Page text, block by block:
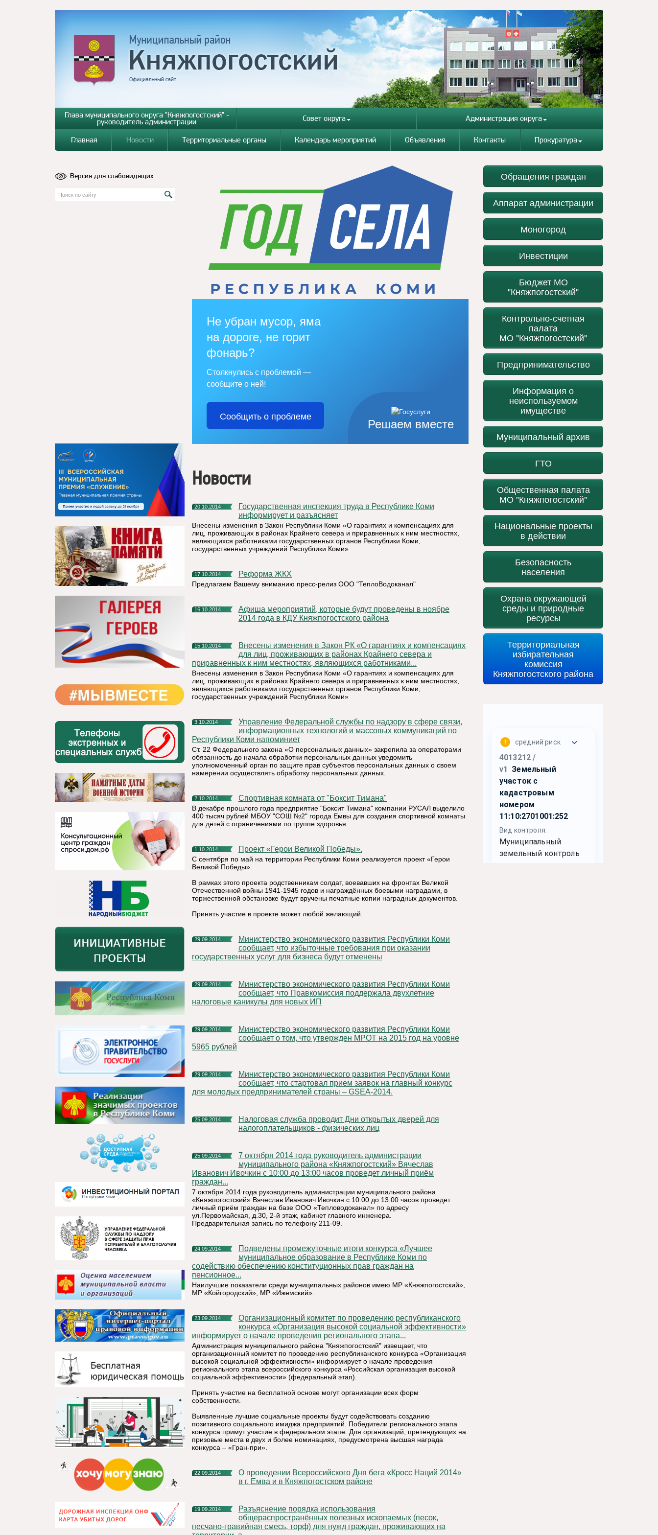
Глава муниципального округа "Княжпогостский" -
руководитель администрации Совет округа Администрация округа
Главная Новости Территориальные органы Календарь мероприятий Объявления Контакты Прокуратура
Версия для слабовидящих
Решаем вместе
Не убран мусор, яма
на дороге, не горит
фонарь?
Столкнулись с проблемой —
сообщите о ней!
Сообщить о проблеме
Новости
20.10.2014
Государственная инспекция труда в Республике Коми
информирует и разъясняет
Внесены изменения в Закон Республики Коми «О гарантиях и компенсациях для
лиц, проживающих в районах Крайнего севера и приравненных к ним местностях,
являющихся работниками государственных органов Республики Коми,
государственных учреждений Республики Коми»
17.10.2014 Реформа ЖКХ
Предлагаем Вашему вниманию пресс-релиз ООО "ТеплоВодоканал"
16.10.2014
Афиша мероприятий, которые будут проведены в ноябре
2014 года в КДУ Княжпогостского района
15.10.2014
Внесены изменения в Закон РК «О гарантиях и компенсациях
для лиц, проживающих в районах Крайнего севера и
приравненных к ним местностях, являющихся работниками...
Внесены изменения в Закон Республики Коми «О гарантиях и компенсациях для
лиц, проживающих в районах Крайнего севера и приравненных к ним местностях,
являющихся работниками государственных органов Республики Коми,
государственных учреждений Республики Коми»
3.10.2014
Управление Федеральной службы по надзору в сфере связи,
информационных технологий и массовых коммуникаций по
Республики Коми напоминиет
Ст. 22 Федерального закона «О персональных данных» закрепила за операторами
обязанность до начала обработки персональных данных уведомить
уполномоченный орган по защите прав субъектов персональных данных о своем
намерении осуществлять обработку персональных данных.
2.10.2014 Спортивная комната от "Боксит Тимана"
В декабре прошлого года предприятие "Боксит Тимана" компании РУСАЛ выделило
400 тысяч рублей МБОУ "СОШ №2" города Емвы для создания спортивной комнаты
для детей с ограничениями по группе здоровья.
1.10.2014 Проект «Герои Великой Победы».
С сентября по май на территории Республики Коми реализуется проект «Герои
Великой Победы».
В рамках этого проекта родственникам солдат, воевавших на фронтах Великой
Отечественной войны 1941-1945 годов и награждённых боевыми наградами, в
торжественной обстановке будут вручены печатные копии наградных документов.
Принять участие в проекте может любой желающий.
29.09.2014
Министерство экономического развития Республики Коми
сообщает, что избыточные требования при оказании
государственных услуг для бизнеса будут отменены
29.09.2014
Министерство экономического развития Республики Коми
сообщает, что Правкомиссия поддержала двухлетние
налоговые каникулы для новых ИП
29.09.2014
Министерство экономического развития Республики Коми
сообщает о том, что утвержден МРОТ на 2015 год на уровне
5965 рублей
29.09.2014
Министерство экономического развития Республики Коми
сообщает, что стартовал прием заявок на главный конкурс
для молодых предпринимателей страны – GSEA-2014.
25.09.2014
Налоговая служба проводит Дни открытых дверей для
налогоплательщиков - физических лиц
25.09.2014
7 октября 2014 года руководитель администрации
муниципального района «Княжпогостский» Вячеслав
Иванович Ивочкин с 10:00 до 13:00 часов проведет личный приём
граждан...
7 октября 2014 года руководитель администрации муниципального района
«Княжпогостский» Вячеслав Иванович Ивочкин с 10:00 до 13:00 часов проведет
личный приём граждан на базе ООО «Тепловодоканал» по адресу
ул.Первомайская, д.30, 2-й этаж, кабинет главного инженера.
Предварительная запись по телефону 211-09.
24.09.2014
Подведены промежуточные итоги конкурса «Лучшее
муниципальное образование в Республике Коми по
содействию обеспечению конституционных прав граждан на
пенсионное...
Наилучшие показатели среди муниципальных районов имею МР «Княжпогостский»,
МР «Койгородский», МР «Ижемский».
23.09.2014
Организационный комитет по проведению республиканского
конкурса «Организация высокой социальной эффективности»
информирует о начале проведения регионального этапа...
Администрация муниципального района "Княжпогостский" извещает, что
организационный комитет по проведению республиканского конкурса «Организация
высокой социальной эффективности» информирует о начале проведения
регионального этапа всероссийского конкурса «Российская организация высокой
социальной эффективности» (федеральный этап).
Принять участие на бесплатной основе могут организации всех форм
собственности.
Выявленные лучшие социальные проекты будут содействовать созданию
позитивного социального имиджа предприятий. Победители регионального этапа
конкурса примут участие в федеральном этапе. Для организаций, претендующих на
призовые места в двух и более номинациях, предусмотрена высшая награда
конкурса – «Гран-при».
22.09.2014
О проведении Всероссийского Дня бега «Кросс Наций 2014»
в г. Емва и в Княжпогостском районе
19.09.2014
Разъяснение порядка использования
общераспространённых полезных ископаемых (песок,
песчано-гравийная смесь, торф) для нужд граждан, проживающих на
Обращения граждан
Аппарат администрации
Моногород
Инвестиции
Бюджет МО
"Княжпогостский"
Контрольно-счетная
палата
МО "Княжпогостский"
Предпринимательство
Информация о
неиспользуемом
имуществе
Муниципальный архив
ГТО
Общественная палата
МО "Княжпогостский"
Национальные проекты
в действии
Безопасность
населения
Охрана окружающей
среды и природные
ресурсы
Территориальная
избирательная
комиссия
Княжпогостского района